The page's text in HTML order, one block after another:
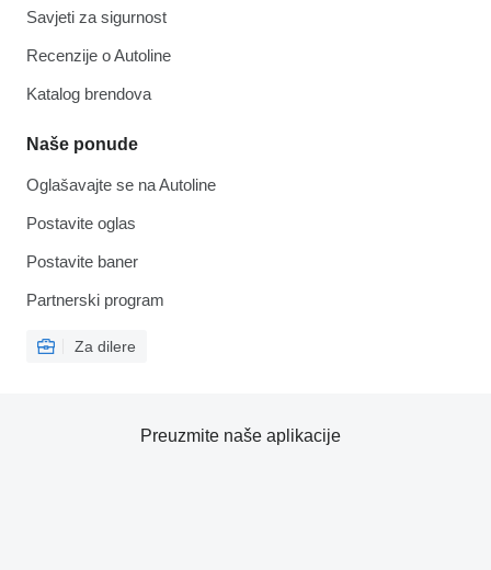
Savjeti za sigurnost
Recenzije o Autoline
Katalog brendova
Naše ponude
Oglašavajte se na Autoline
Postavite oglas
Postavite baner
Partnerski program
Za dilere
Preuzmite naše aplikacije